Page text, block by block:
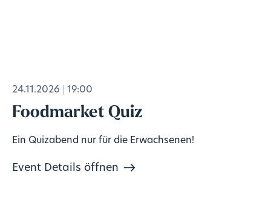
24.11.2026 19:00
Foodmarket Quiz
Ein Quizabend nur für die Erwachsenen!
Event Details öffnen